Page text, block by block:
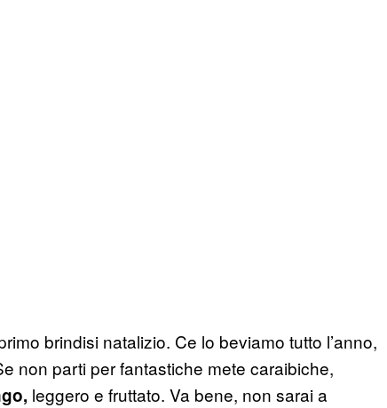
brindisi natalizio. Ce lo beviamo tutto l’anno,
non parti per fantastiche mete caraibiche,
leggero e fruttato. Va bene, non sarai a